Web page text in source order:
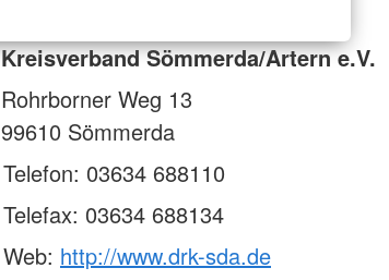
Kreisverband Sömmerda/Artern e.V.
Rohrborner Weg 13
99610 Sömmerda
Telefon: 03634 688110
Telefax: 03634 688134
Web: http://www.drk-sda.de